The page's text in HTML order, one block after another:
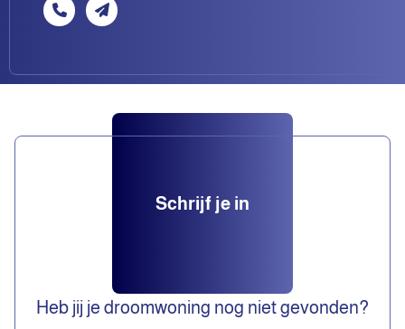
Schrijf je in
Heb jij je droomwoning nog niet gevonden?